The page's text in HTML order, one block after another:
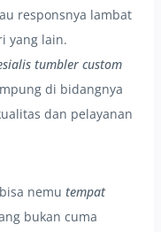
responsnya lambat
yang lain.
tumbler custom
di bidangnya
dan pelayanan
nemu tempat
bukan cuma